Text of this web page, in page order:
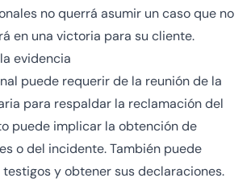
no querrá asumir un caso que no
en una victoria para su cliente.
evidencia
puede requerir de la reunión de la
para respaldar la reclamación del
puede implicar la obtención de
o del incidente. También puede
y obtener sus declaraciones.